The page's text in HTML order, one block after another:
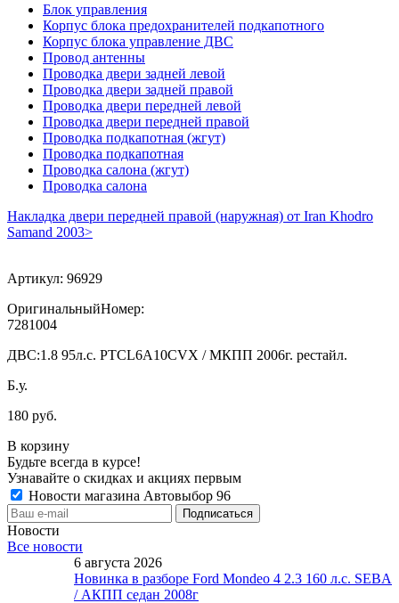
Блок управления
Корпус блока предохранителей подкапотного
Корпус блока управление ДВС
Провод антенны
Проводка двери задней левой
Проводка двери задней правой
Проводка двери передней левой
Проводка двери передней правой
Проводка подкапотная (жгут)
Проводка подкапотная
Проводка салона (жгут)
Проводка салона
Накладка двери передней правой (наружная) от Iran Khodro
Samand 2003>
Артикул: 96929
ОригинальныйНомер:
7281004
ДВС:1.8 95л.с. PTCL6A10CVX / МКПП 2006г. рестайл.
Б.у.
180 руб.
В корзину
Будьте всегда в курсе!
Узнавайте о скидках и акциях первым
Новости магазина Автовыбор 96
Новости
Все новости
6 августа 2026
Новинка в разборе Ford Mondeo 4 2.3 160 л.с. SEBA
/ АКПП седан 2008г